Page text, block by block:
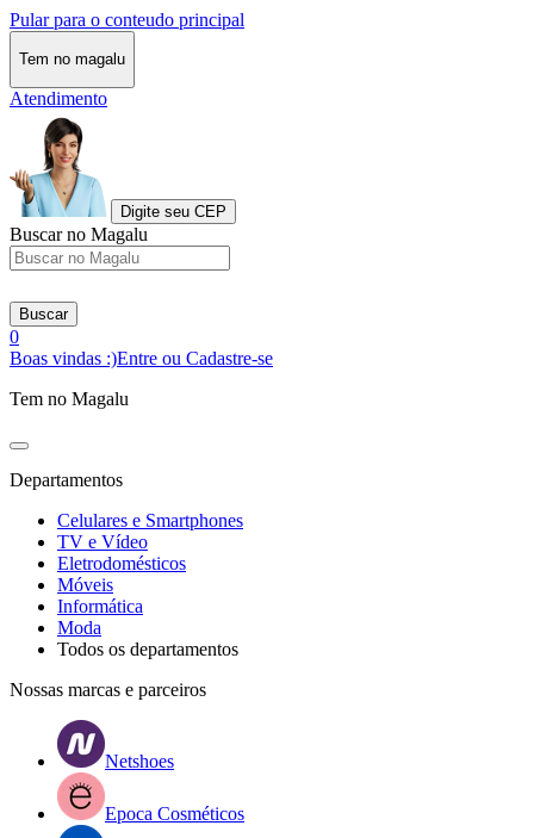
Pular para o conteudo principal
Tem no magalu
Atendimento
Digite seu CEP
Buscar no Magalu
Buscar
0
Boas vindas :)Entre ou Cadastre-se
Tem no Magalu
Departamentos
Celulares e Smartphones
TV e Vídeo
Eletrodomésticos
Móveis
Informática
Moda
Todos os departamentos
Nossas marcas e parceiros
Netshoes
Epoca Cosméticos